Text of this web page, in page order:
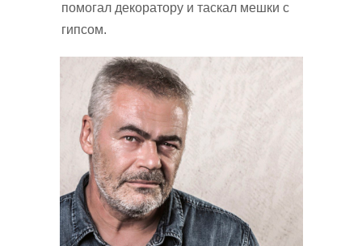
помогал декоратору и таскал мешки с
гипсом.